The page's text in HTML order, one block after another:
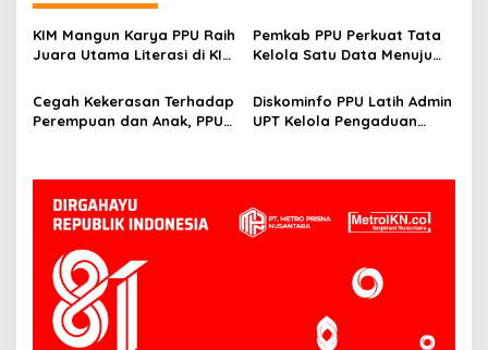
KIM Mangun Karya PPU Raih
Juara Utama Literasi di KIM
Paser ke Panggung
Nasional
Pemkab PPU Perkuat Tata
Kelola Satu Data Menuju
Terpadu
Cegah Kekerasan Terhadap
Perempuan dan Anak, PPU
Diskominfo PPU Latih Admin
UPT Kelola Pengaduan